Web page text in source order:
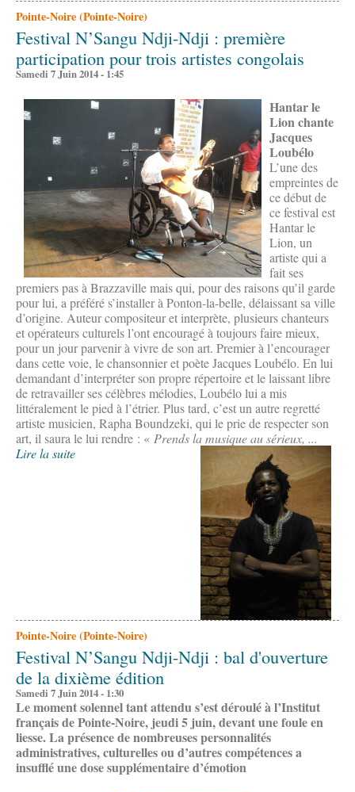
Pointe-Noire (Pointe-Noire)
Festival N’Sangu Ndji-Ndji : première
participation pour trois artistes congolais
Samedi 7 Juin 2014 - 1:45
Hantar le
Lion chante
Jacques
Loubélo
L’une des
empreintes de
ce début de
ce festival est
Hantar le
Lion, un
artiste qui a
fait ses
premiers pas à Brazzaville mais qui, pour des raisons qu’il garde
pour lui, a préféré s’installer à Ponton-la-belle, délaissant sa ville
d’origine. Auteur compositeur et interprète, plusieurs chanteurs
et opérateurs culturels l’ont encouragé à toujours faire mieux,
pour un jour parvenir à vivre de son art. Premier à l’encourager
dans cette voie, le chansonnier et poète Jacques Loubélo. En lui
demandant d’interpréter son propre répertoire et le laissant libre
de retravailler ses célèbres mélodies, Loubélo lui a mis
littéralement le pied à l’étrier. Plus tard, c’est un autre regretté
artiste musicien, Rapha Boundzeki, qui le prie de respecter son
art, il saura le lui rendre : « Prends la musique ausérieux, ...
Lire la suite
Pointe-Noire (Pointe-Noire)
Festival N’Sangu Ndji-Ndji : bal d'ouverture
de la dixième édition
Samedi 7 Juin 2014 - 1:30
Le moment solennel tant attendu s’est déroulé à l’Institut
français de Pointe-Noire, jeudi 5 juin, devant une foule en
liesse. La présence de nombreuses personnalités
administratives, culturelles ou d’autres compétences a
insufflé une dose supplémentaire d’émotion